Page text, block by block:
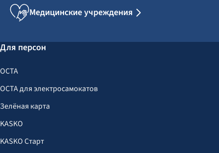
Медицинские учреждения
Для персон
OCTA
OCTA для электросамокатов
Зелёная карта
KASKO
KASKO Старт